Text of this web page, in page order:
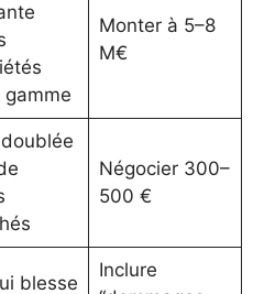
Monter à 5–8
M€
Négocier 300–
500 €
blesse
Inclure